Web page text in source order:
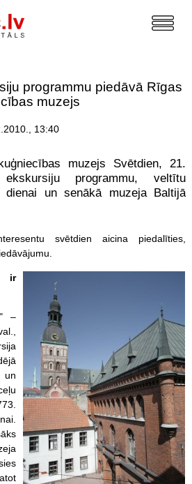
programmu piedāvā Rīgas
muzejs
13:40
muzejs Svētdien, 21.
programmu, veltītu
dienai un senākā muzeja Baltijā
svētdien aicina piedalīties,
ir
–